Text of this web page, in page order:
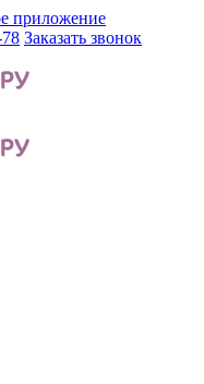
приложение
Заказать звонок